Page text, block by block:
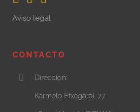
Aviso legal
CONTACTO
Dirección:
Karmelo Etxegarai, 77